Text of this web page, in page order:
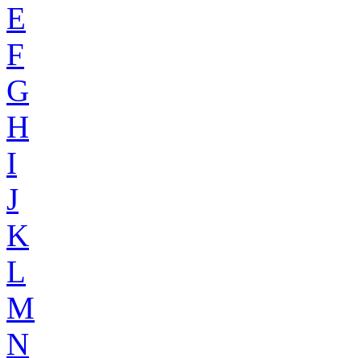
E
F
G
H
I
J
K
L
M
N